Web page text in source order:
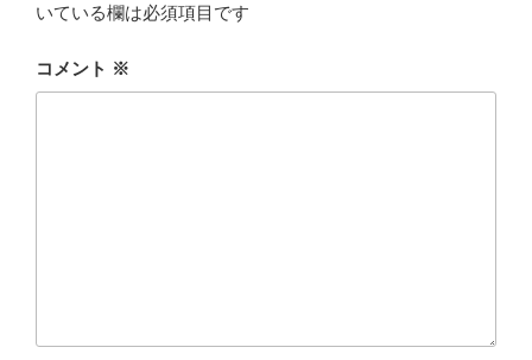
いている欄は必須項目です
コメント ※